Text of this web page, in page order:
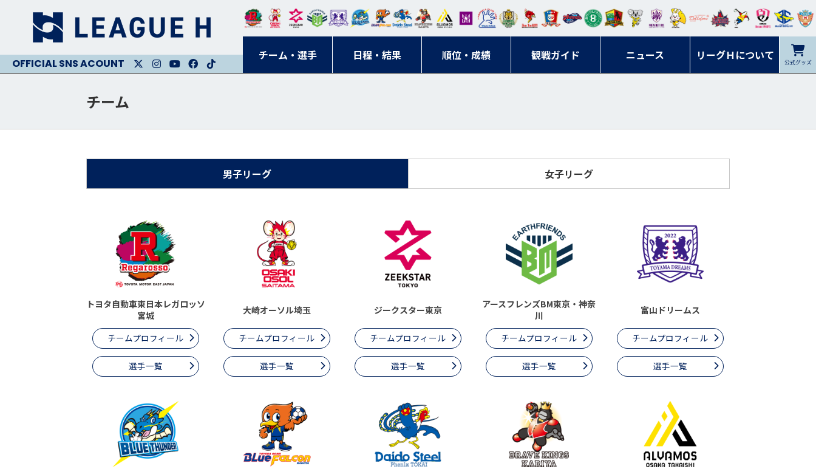
チーム・選手 日程・結果 順位・成績 観戦ガイド ニュース リーグＨについて 公式グッズ
東日
本レ
ガロ
オー
ソル
埼玉
クス
ター
東京
BM
ドリ
ーム
ス
寺ブ
ルー
サン
ーフ
ァル
コン
ニッ キン
ス大
阪
エゾハン
ンウ
ルヴ
ス福
ルネ コラ
ンマ
ーレ
ービ
ー石
ック 名古
オレ
ット
ツ
フォ
ーレ
岡山
イプ
ルレ
ッズ
シラ トピ
ンデ
ィー
クヤ
鹿児
島
チーム
男子リーグ 女子リーグ
トヨタ自動車東日本レガロッソ
宮城
チームプロフィール
選手一覧
大崎オーソル埼玉
チームプロフィール
選手一覧
ジークスター東京
チームプロフィール
選手一覧
アースフレンズBM東京・神奈
川
チームプロフィール
選手一覧
富山ドリームス
チームプロフィール
選手一覧